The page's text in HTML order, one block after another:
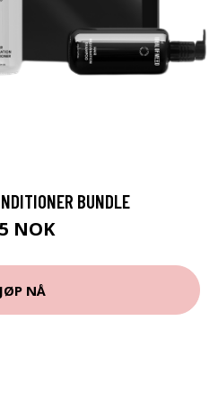
BUNDLE
NOK
NÅ